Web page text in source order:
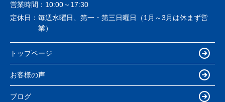
営業時間： 10:00～17:30
定休日： 毎週水曜日、第一・第三日曜日（1月～3月は休まず営
業）
トップページ
お客様の声
ブログ